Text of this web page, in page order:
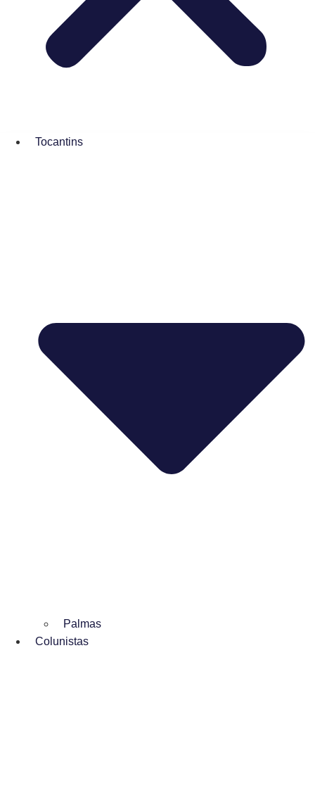
Tocantins
Palmas
Colunistas